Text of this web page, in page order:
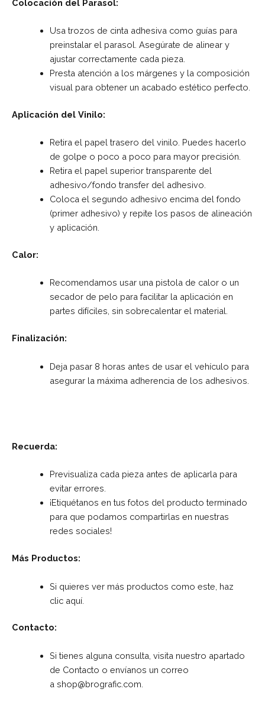
Colocación del Parasol:
Usa trozos de cinta adhesiva como guías para
preinstalar el parasol. Asegúrate de alinear y
ajustar correctamente cada pieza.
Presta atención a los márgenes y la composición
visual para obtener un acabado estético perfecto.
Aplicación del Vinilo:
Retira el papel trasero del vinilo. Puedes hacerlo
de golpe o poco a poco para mayor precisión.
Retira el papel superior transparente del
adhesivo/fondo transfer del adhesivo.
Coloca el segundo adhesivo encima del fondo
(primer adhesivo) y repite los pasos de alineación
y aplicación.
Calor:
Recomendamos usar una pistola de calor o un
secador de pelo para facilitar la aplicación en
partes difíciles, sin sobrecalentar el material.
Finalización:
Deja pasar 8 horas antes de usar el vehículo para
asegurar la máxima adherencia de los adhesivos.
Recuerda:
Previsualiza cada pieza antes de aplicarla para
evitar errores.
¡Etiquétanos en tus fotos del producto terminado
para que podamos compartirlas en nuestras
redes sociales!
Más Productos:
Si quieres ver más productos como este, haz
clic aquí.
Contacto:
Si tienes alguna consulta, visita nuestro apartado
de Contacto o envíanos un correo
a shop@brografic.com